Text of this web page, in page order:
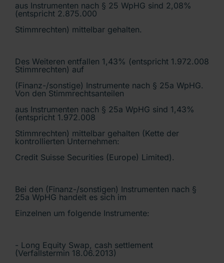
aus Instrumenten nach § 25 WpHG sind 2,08%
(entspricht 2.875.000
Stimmrechten) mittelbar gehalten.
Des Weiteren entfallen 1,43% (entspricht 1.972.008
Stimmrechten) auf
(Finanz-/sonstige) Instrumente nach § 25a WpHG.
Von den Stimmrechtsanteilen
aus Instrumenten nach § 25a WpHG sind 1,43%
(entspricht 1.972.008
Stimmrechten) mittelbar gehalten (Kette der
kontrollierten Unternehmen:
Credit Suisse Securities (Europe) Limited).
Bei den (Finanz-/sonstigen) Instrumenten nach §
25a WpHG handelt es sich im
Einzelnen um folgende Instrumente:
- Long Equity Swap, cash settlement
(Verfallstermin 18.06.2013)